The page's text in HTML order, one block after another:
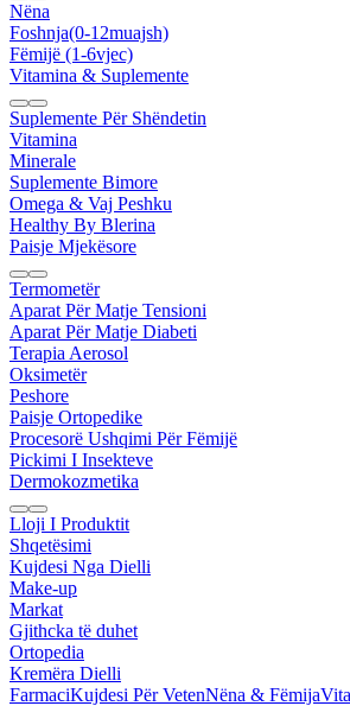
Nëna
Foshnja(0-12muajsh)
Fëmijë (1-6vjec)
Vitamina & Suplemente
Suplemente Për Shëndetin
Vitamina
Minerale
Suplemente Bimore
Omega & Vaj Peshku
Healthy By Blerina
Paisje Mjekësore
Termometër
Aparat Për Matje Tensioni
Aparat Për Matje Diabeti
Terapia Aerosol
Oksimetër
Peshore
Paisje Ortopedike
Procesorë Ushqimi Për Fëmijë
Pickimi I Insekteve
Dermokozmetika
Lloji I Produktit
Shqetësimi
Kujdesi Nga Dielli
Make-up
Markat
Gjithcka të duhet
Ortopedia
Kremëra Dielli
FarmaciKujdesi Për VetenNëna & Fëmija